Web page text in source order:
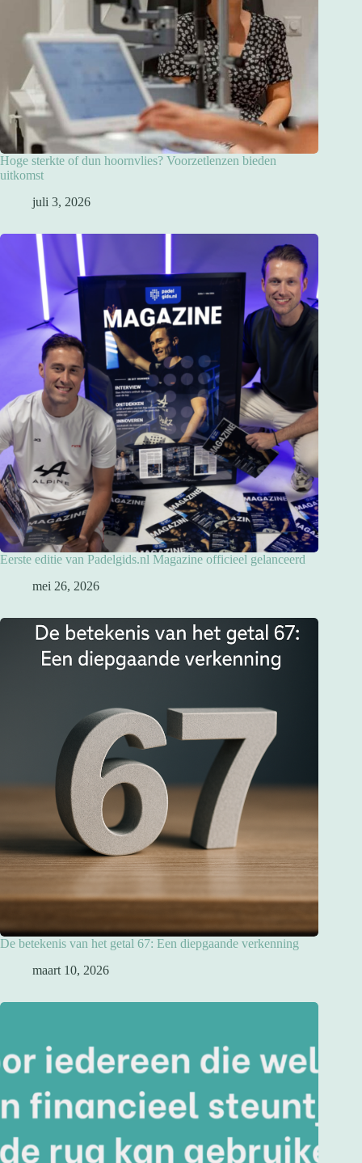
Hoge sterkte of dun hoornvlies? Voorzetlenzen bieden
uitkomst
juli 3, 2026
Eerste editie van Padelgids.nl Magazine officieel gelanceerd
mei 26, 2026
De betekenis van het getal 67: Een diepgaande verkenning
maart 10, 2026